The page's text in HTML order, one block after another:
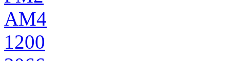
AM4
1200